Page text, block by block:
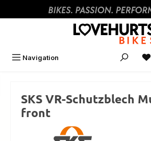
Zum Hauptinhalt springen
Navigation
SKS VR-Schutzblech
front